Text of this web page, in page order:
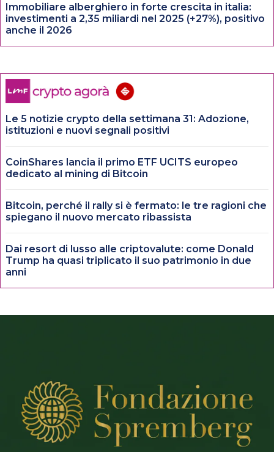
Immobiliare alberghiero in forte crescita in italia:
investimenti a 2,35 miliardi nel 2025 (+27%), positivo
anche il 2026
Le 5 notizie crypto della settimana 31: Adozione,
istituzioni e nuovi segnali positivi
CoinShares lancia il primo ETF UCITS europeo
dedicato al mining di Bitcoin
Bitcoin, perché il rally si è fermato: le tre ragioni che
spiegano il nuovo mercato ribassista
Dai resort di lusso alle criptovalute: come Donald
Trump ha quasi triplicato il suo patrimonio in due
anni